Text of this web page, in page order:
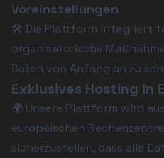
Voreinstellungen
🛠️ Die Plattform integriert
organisatorische
Daten von Anfang an zu
Exklusives Hosting in
🌍 Unsere Plattform wird
europäischen
sicherzustellen, dass alle